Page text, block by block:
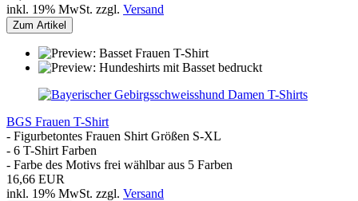
inkl. 19% MwSt. zzgl. Versand
Zum Artikel
BGS Frauen T-Shirt
- Figurbetontes Frauen Shirt Größen S-XL
- 6 T-Shirt Farben
- Farbe des Motivs frei wählbar aus 5 Farben
16,66 EUR
inkl. 19% MwSt. zzgl. Versand